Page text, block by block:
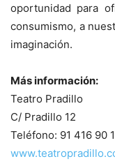
oportunidad para
consumismo, a
imaginación.
Más información:
Teatro Pradillo
C/ Pradillo 12
Teléfono: 91 416 90